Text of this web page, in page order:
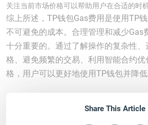
关注当前市场价格可以帮助用户在合适的时
综上所述，TP钱包Gas费用是使用TP
不可避免的成本。合理管理和减少Gas
十分重要的。通过了解操作的复杂性、
格、避免频繁的交易、利用智能合约
格，用户可以更好地使用TP钱包并降低
Share This Article